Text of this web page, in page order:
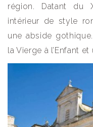
région. Datant du
intérieur de style
une abside
la Vierge à l’Enfant